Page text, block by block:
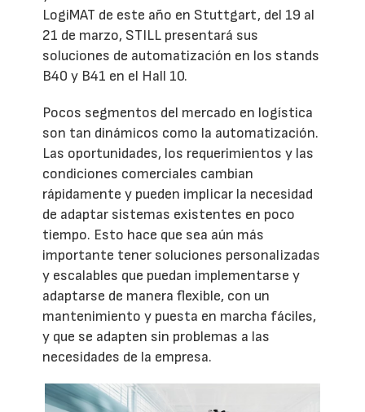
LogiMAT de este año en Stuttgart, del 19 al
21 de marzo, STILL presentará sus
soluciones de automatización en los stands
B40 y B41 en el Hall 10.
Pocos segmentos del mercado en logística
son tan dinámicos como la automatización.
Las oportunidades, los requerimientos y las
condiciones comerciales cambian
rápidamente y pueden implicar la necesidad
de adaptar sistemas existentes en poco
tiempo. Esto hace que sea aún más
importante tener soluciones personalizadas
y escalables que puedan implementarse y
adaptarse de manera flexible, con un
mantenimiento y puesta en marcha fáciles,
y que se adapten sin problemas a las
necesidades de la empresa.